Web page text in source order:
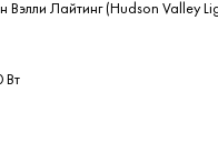
Вэлли Лайтинг (Hudson Valley
Вт